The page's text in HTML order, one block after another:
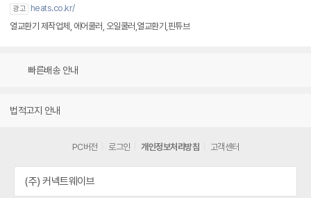
광고
heats.co.kr/
열교환기 제작업체, 에어쿨러, 오일쿨러,열교환기,핀튜브
빠른배송 안내
법적고지 안내
PC버전 로그인 개인정보처리방침 고객센터
(주) 커넥트웨이브